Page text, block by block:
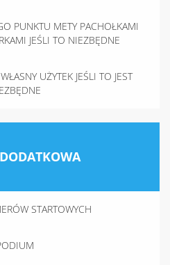
PUNKTU METY PACHOŁKAMI
JEŚLI TO NIEZBĘDNE
UŻYTEK JEŚLI TO JEST
STARTOWYCH